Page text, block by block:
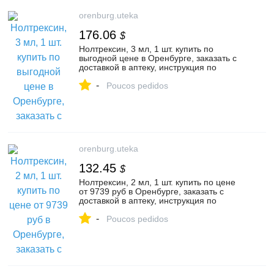
orenburg.uteka
176.06 $
Нолтрексин, 3 мл, 1 шт. купить по
выгодной цене в Оренбурге, заказать с
доставкой в аптеку, инструкция по
Бионолтра
- Poucos pedidos
orenburg.uteka
132.45 $
Нолтрексин, 2 мл, 1 шт. купить по цене
от 9739 руб в Оренбурге, заказать с
доставкой в аптеку, инструкция по
Бионолтра
- Poucos pedidos